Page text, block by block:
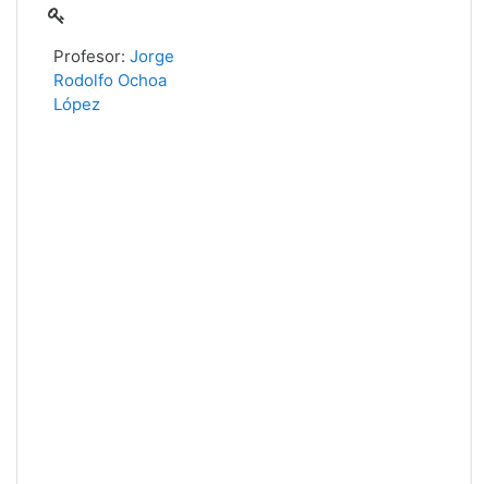
Profesor: Jorge
Rodolfo Ochoa
López